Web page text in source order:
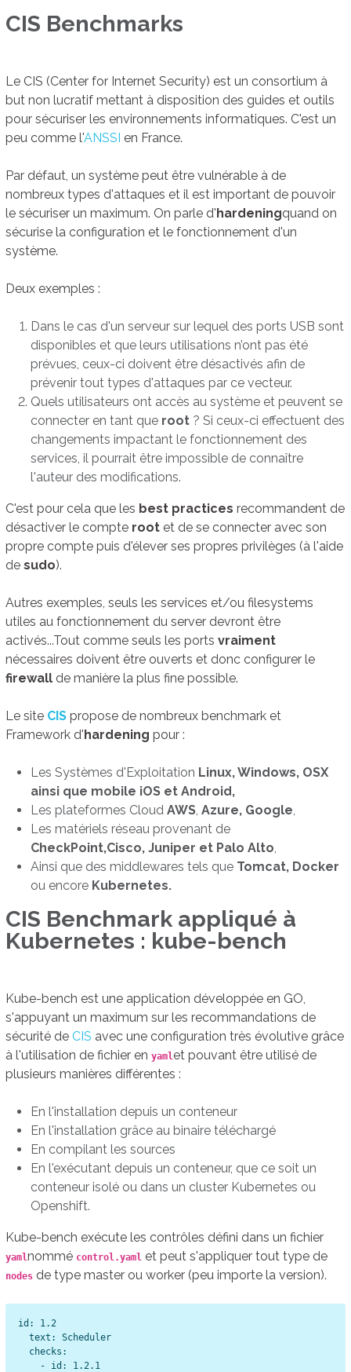
CIS Benchmarks
Le CIS (Center for Internet Security) est un consortium à
but non lucratif mettant à disposition des guides et outils
pour sécuriser les environnements informatiques. C'est un
peu comme l'ANSSI en France.
Par défaut, un système peut être vulnérable à de
nombreux types d'attaques et il est important de pouvoir
le sécuriser un maximum. On parle d'hardeningquand on
sécurise la configuration et le fonctionnement d'un
système.
Deux exemples :
Dans le cas d'un serveur sur lequel des ports USB sont
disponibles et que leurs utilisations n’ont pas été
prévues, ceux-ci doivent être désactivés afin de
prévenir tout types d'attaques par ce vecteur.
Quels utilisateurs ont accès au système et peuvent se
connecter en tant que root ? Si ceux-ci effectuent des
changements impactant le fonctionnement des
services, il pourrait être impossible de connaître
l'auteur des modifications.
C'est pour cela que les best practices recommandent de
désactiver le compte root et de se connecter avec son
propre compte puis d'élever ses propres privilèges (à l'aide
de sudo).
Autres exemples, seuls les services et/ou filesystems
utiles au fonctionnement du server devront être
activés...Tout comme seuls les ports vraiment
nécessaires doivent être ouverts et donc configurer le
firewall de manière la plus fine possible.
Le site CIS propose de nombreux benchmark et
Framework d'hardening pour :
Les Systèmes d'Exploitation Linux, Windows, OSX
ainsi que mobile iOS et Android,
Les plateformes Cloud AWS Azure, Google
Les matériels réseau provenant de
CheckPoint,Cisco, Juniper et Palo Alto
Ainsi que des middlewares tels que Tomcat, Docker
ou encore Kubernetes.
CIS Benchmark appliqué à
Kubernetes : kube-bench
Kube-bench est une application développée en GO,
s'appuyant un maximum sur les recommandations de
sécurité de CIS avec une configuration très évolutive grâce
à l'utilisation de fichier en yaml et pouvant être utilisé de
plusieurs manières différentes :
En l'installation depuis un conteneur
En l'installation grâce au binaire téléchargé
En compilant les sources
En l'exécutant depuis un conteneur, que ce soit un
conteneur isolé ou dans un cluster Kubernetes ou
Openshift.
Kube-bench exécute les contrôles défini dans un fichier
yamlnommé control.yaml et peut s'appliquer tout type de
nodes de type master ou worker (peu importe la version).
id: 1.2
  text: Scheduler
  checks:
    - id: 1.2.1